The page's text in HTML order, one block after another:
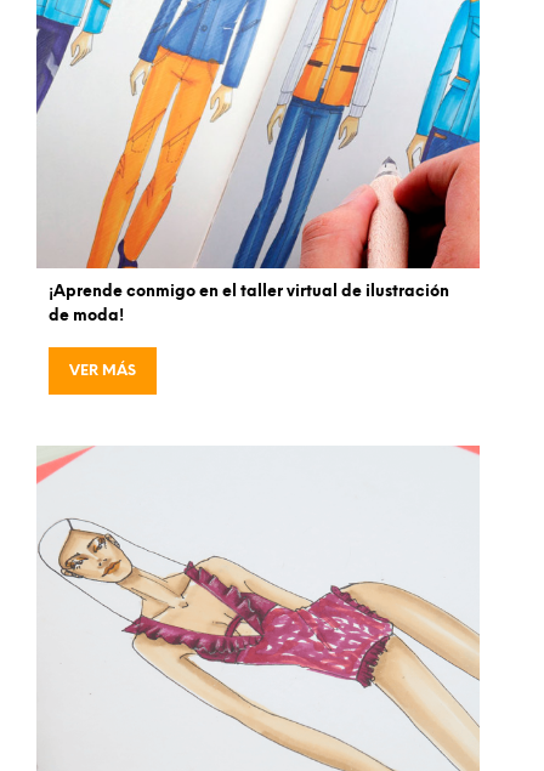
¡Aprende conmigo en el taller virtual de ilustración
de moda!
VER MÁS